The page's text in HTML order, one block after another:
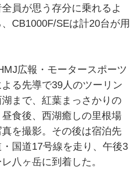
員が思う存分に乗れるよ
CB1000F/SEは計20台が用
広報・モータースポーツ
る先導で39人のツーリン
まで、紅葉まっさかりの
食後、西湖癒しの里根場
を撮影。その後は宿泊先
国道17号線を走り、午後3
八ヶ岳に到着した。